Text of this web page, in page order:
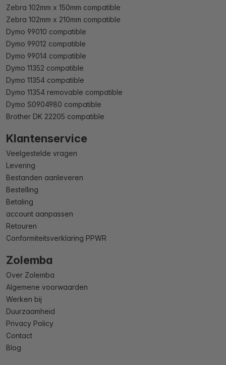
Zebra 102mm x 150mm compatible
Zebra 102mm x 210mm compatible
Dymo 99010 compatible
Dymo 99012 compatible
Dymo 99014 compatible
Dymo 11352 compatible
Dymo 11354 compatible
Dymo 11354 removable compatible
Dymo S0904980 compatible
Brother DK 22205 compatible
Klantenservice
Veelgestelde vragen
Levering
Bestanden aanleveren
Bestelling
Betaling
account aanpassen
Retouren
Conformiteitsverklaring PPWR
Zolemba
Over Zolemba
Algemene voorwaarden
Werken bij
Duurzaamheid
Privacy Policy
Contact
Blog